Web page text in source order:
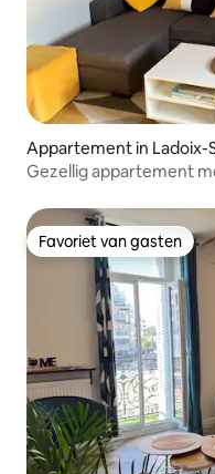
Appartement in Ladoix-
Gezellig appartement
Favoriet van gasten
Favoriet van gasten